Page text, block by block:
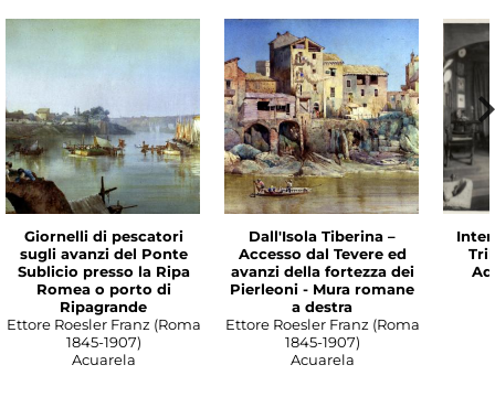
Giornelli di pescatori
sugli avanzi del Ponte
Sublicio presso la Ripa
Romea o porto di
Ripagrande
Ettore Roesler Franz (Roma
1845-1907)
Acuarela
Dall'Isola Tiberina –
Accesso dal Tevere ed
avanzi della fortezza dei
Pierleoni - Mura romane
a destra
Ettore Roesler Franz (Roma
1845-1907)
Acuarela